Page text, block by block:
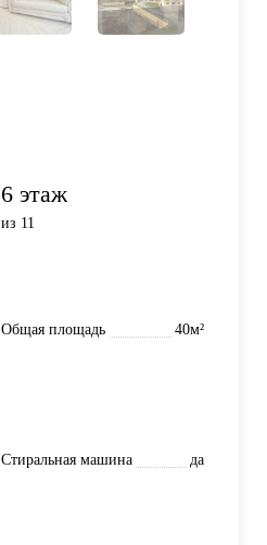
6 этаж
из 11
Общая площадь
40м²
Стиральная машина
да